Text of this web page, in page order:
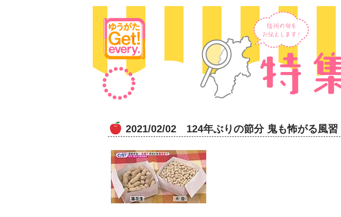
2021/02/02 124年ぶりの節分 鬼も怖がる風習